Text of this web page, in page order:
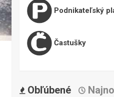
Podnikateľský
Častušky
Obľúbené